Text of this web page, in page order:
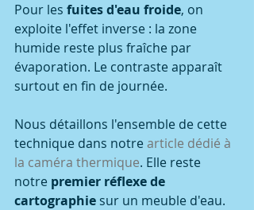
Pour les fuites d'eau froide, on
exploite l'effet inverse : la zone
humide reste plus fraîche par
évaporation. Le contraste apparaît
surtout en fin de journée.
Nous détaillons l'ensemble de cette
technique dans notre article dédié à
la caméra thermique. Elle reste
notre premier réflexe de
cartographie sur un meuble d'eau.